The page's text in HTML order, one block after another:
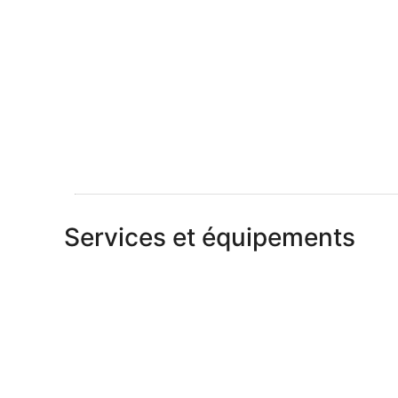
Services et équipements